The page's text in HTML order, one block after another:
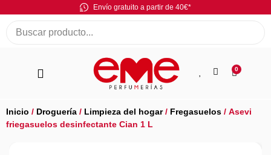
Envío gratuito a partir de 40€*
0
Inicio / Droguería / Limpieza del hogar/ Fregasuelos / Asevi
friegasuelos desinfectante Cian 1 L